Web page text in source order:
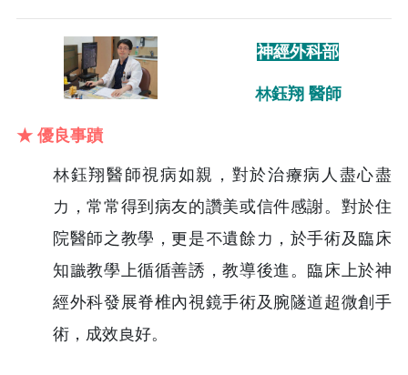
神經外科部
林鈺翔 醫師
★ 優良事蹟
林鈺翔醫師視病如親，對於治療病人盡心盡
力，常常得到病友的讚美或信件感謝。對於住
院醫師之教學，更是不遺餘力，於手術及臨床
知識教學上循循善誘，教導後進。臨床上於神
經外科發展脊椎內視鏡手術及腕隧道超微創手
術，成效良好。